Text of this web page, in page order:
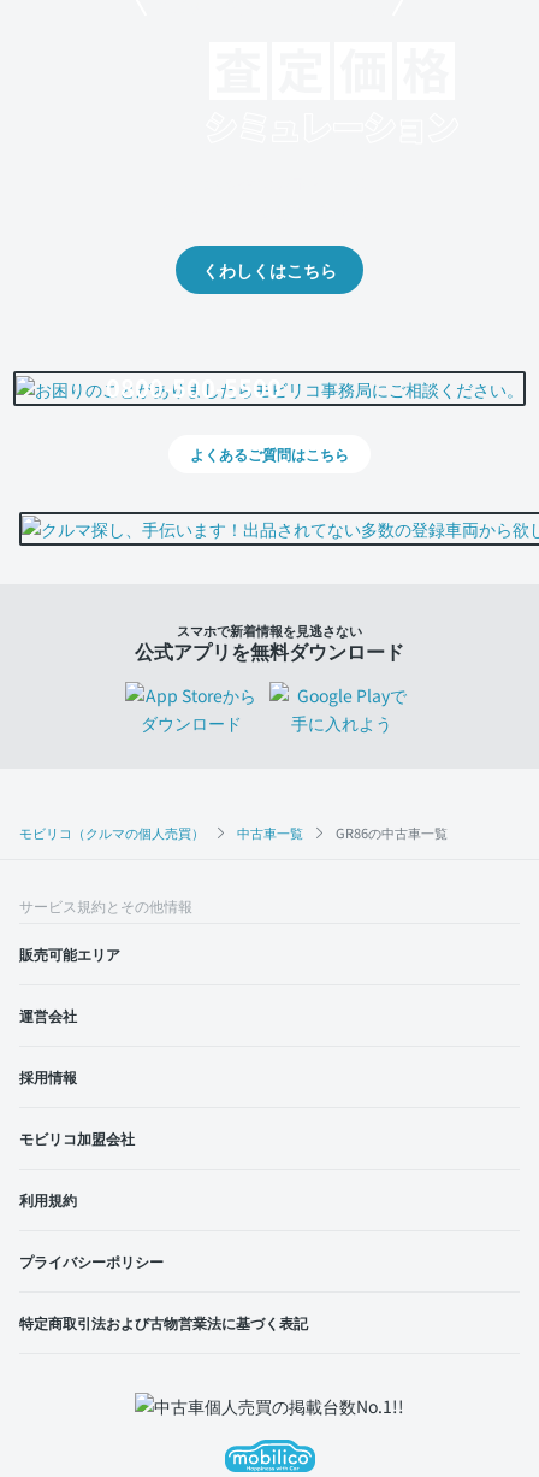
モビリコ（クルマの個人売買） 中古車一覧 GR86の中古車一覧
くわしくはこちら
0800-500-5500
よくあるご質問はこちら
スマホで新着情報を見逃さない
公式アプリを無料ダウンロード
サービス規約とその他情報
販売可能エリア
運営会社
採用情報
モビリコ加盟会社
利用規約
プライバシーポリシー
特定商取引法および古物営業法に基づく表記